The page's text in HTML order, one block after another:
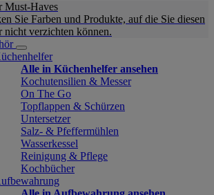
Must-Haves
Sie Farben und Produkte, auf die Sie diesen
nicht verzichten können.
Alle in Küchenhelfer ansehen
Kochutensilien & Messer
On The Go
Topflappen & Schürzen
Untersetzer
Salz- & Pfeffermühlen
Wasserkessel
Reinigung & Pflege
Kochbücher